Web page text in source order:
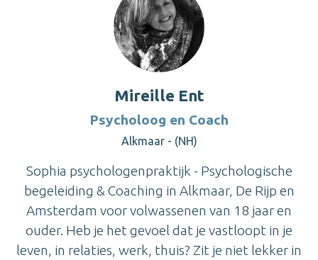
Mireille Ent
Psycholoog en Coach
Alkmaar - (NH)
Sophia psychologenpraktijk - Psychologische
begeleiding & Coaching in Alkmaar, De Rijp en
Amsterdam voor volwassenen van 18 jaar en
ouder. Heb je het gevoel dat je vastloopt in je
leven, in relaties, werk, thuis? Zit je niet lekker in